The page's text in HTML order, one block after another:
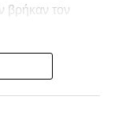
βρήκαν τον
τον Χρυσόστομο
ποδοσφαιρική